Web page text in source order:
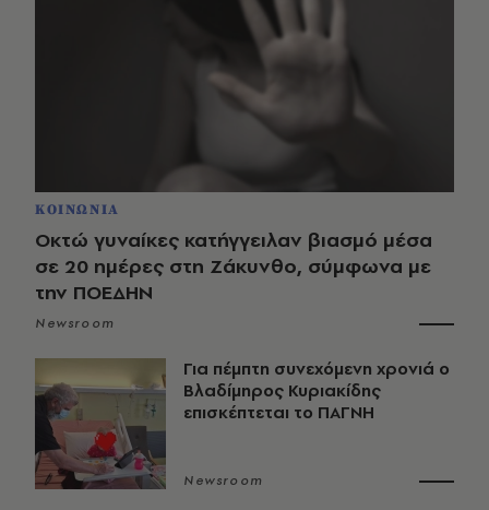
ΚΟΙΝΩΝΙΑ
Οκτώ γυναίκες κατήγγειλαν βιασμό μέσα
σε 20 ημέρες στη Ζάκυνθο, σύμφωνα με
την ΠΟΕΔΗΝ
Newsroom
Για πέμπτη συνεχόμενη χρονιά ο
Βλαδίμηρος Κυριακίδης
επισκέπτεται το ΠΑΓΝΗ
Newsroom